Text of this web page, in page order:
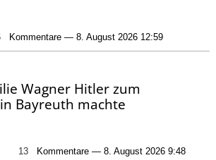
Kommentare — 8. August 2026 12:59
Wagner Hitler zum
Bayreuth machte
13 Kommentare — 8. August 2026 9:48